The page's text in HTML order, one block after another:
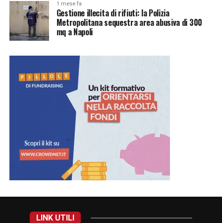
1 mese fa
Gestione illecita di rifiuti: la Polizia
Metropolitana sequestra area abusiva di 300
mq a Napoli
LINK UTILI